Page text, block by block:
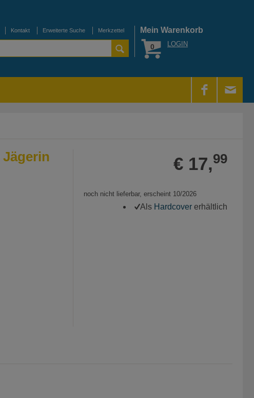
Kontakt Erweiterte Suche Merkzettel Mein Warenkorb
0 LOGIN
Jägerin € 17,99
noch nicht lieferbar, erscheint 10/2026
Als Hardcover erhältlich